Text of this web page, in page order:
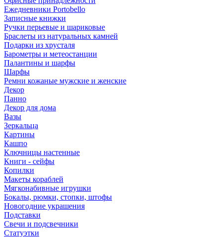
Ежедневники Portobello
Записные книжки
Ручки перьевые и шариковые
Браслеты из натуральных камней
Подарки из хрусталя
Барометры и метеостанции
Палантины и шарфы
Шарфы
Ремни кожаные мужские и женские
Декор
Панно
Декор для дома
Вазы
Зеркальца
Картины
Кашпо
Ключницы настенные
Книги - сейфы
Копилки
Макеты кораблей
Мягконабивные игрушки
Бокалы, рюмки, стопки, штофы
Новогодние украшения
Подставки
Свечи и подсвечники
Статуэтки